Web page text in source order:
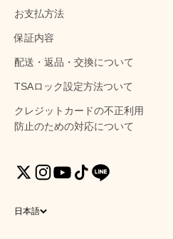
お支払方法
保証内容
配送・返品・交換について
TSAロック設定方法ついて
クレジットカードの不正利用
防止のための対応について
日本語